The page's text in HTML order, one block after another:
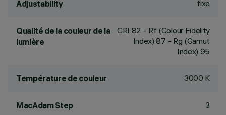
Adjustability fixe
Qualité de la couleur de la
lumière
CRI 82 - Rf (Colour Fidelity
Index) 87 - Rg (Gamut
Index) 95
Température de couleur 3000 K
MacAdam Step 3